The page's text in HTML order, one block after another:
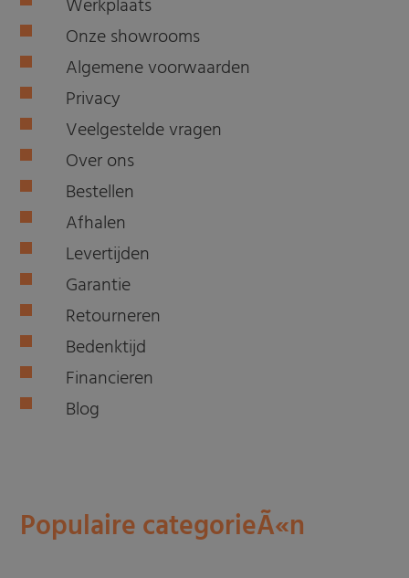
Werkplaats
Onze showrooms
Algemene voorwaarden
Privacy
Veelgestelde vragen
Over ons
Bestellen
Afhalen
Levertijden
Garantie
Retourneren
Bedenktijd
Financieren
Blog
Populaire categorieÃ«n